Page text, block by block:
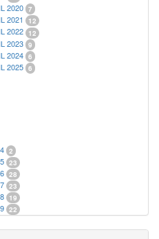
2020 7
2021 12
2022 12
2023 9
2024 6
2025 6
2
23
28
23
19
22